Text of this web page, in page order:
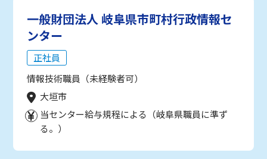
一般財団法人 岐阜県市町村行政情報セ
ンター
正社員
情報技術職員（未経験者可）
大垣市
当センター給与規程による（岐阜県職員に準ず
る。）